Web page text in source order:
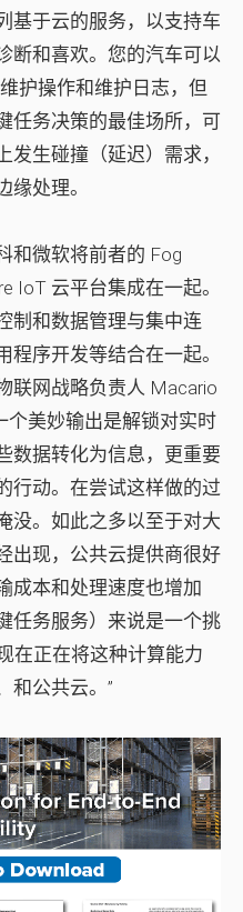
基于云的服务，以支持车
断和喜欢。您的汽车可以
护操作和维护日志，但
任务决策的最佳场所，可
生碰撞（延迟）需求，
处理。
和微软将前者的 Fog
IoT 云平台集成在一起。
制和数据管理与集中连
序开发等结合在一起。
联网战略负责人 Macario
个美妙输出是解锁对实时
数据转化为信息，更重要
行动。在尝试这样做的过
没。如此之多以至于对大
出现，公共云提供商很好
成本和处理速度也增加
任务服务）来说是一个挑
在正在将这种计算能力
和公共云。”